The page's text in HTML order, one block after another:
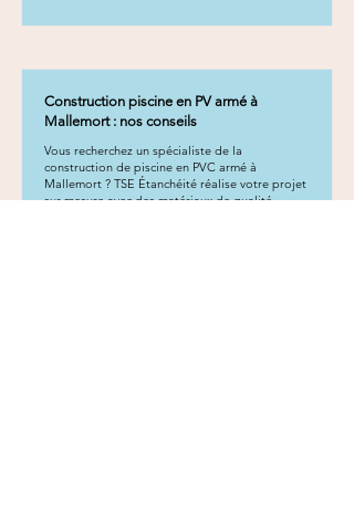
Construction piscine en PV armé à
Mallemort : nos conseils
Vous recherchez un spécialiste de la
construction de piscine en PVC armé à
Mallemort ? TSE Étanchéité réalise votre projet
sur mesure avec des matériaux de qualité.